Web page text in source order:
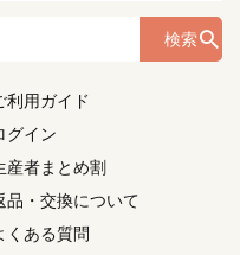
検索
利用ガイド
グイン
産者まとめ割
品・交換について
くある質問